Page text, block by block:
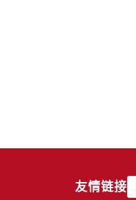
友情链接